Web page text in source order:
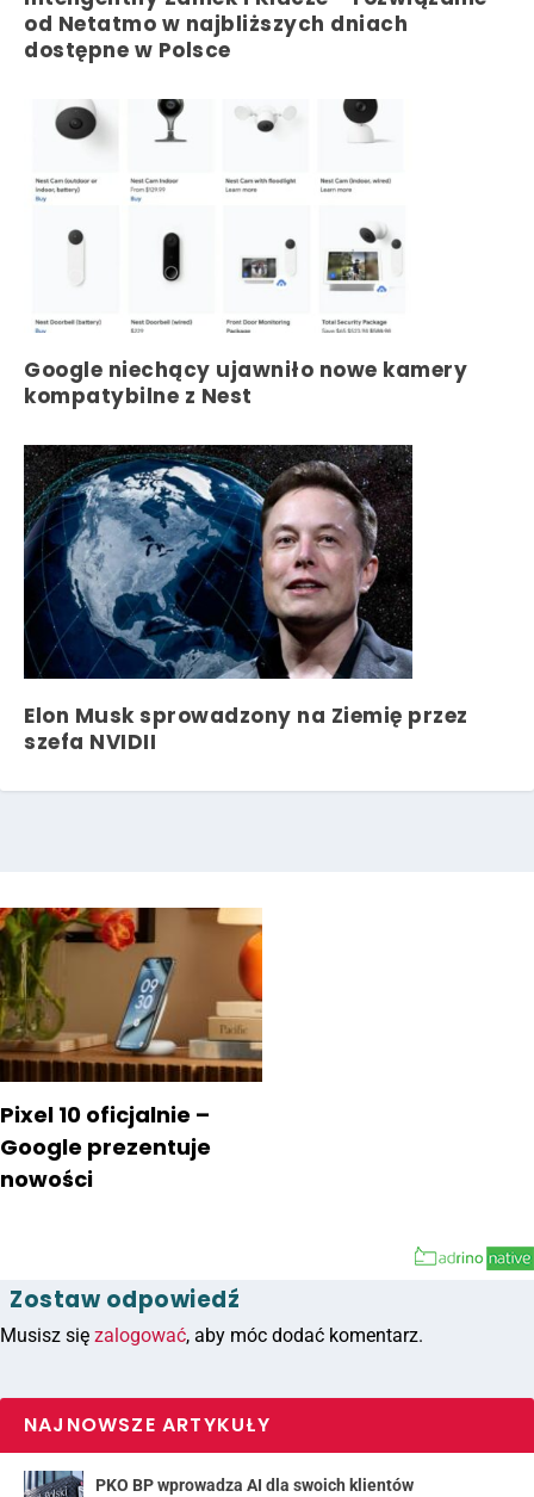
od Netatmo w najbliższych dniach
dostępne w Polsce
Google niechący ujawniło nowe kamery
kompatybilne z Nest
Elon Musk sprowadzony na Ziemię przez
szefa NVIDII
Pixel 10 oficjalnie –
Google prezentuje
nowości
Zostaw odpowiedź
Musisz się zalogować, aby móc dodać komentarz.
NAJNOWSZE ARTYKUŁY
PKO BP wprowadza AI dla swoich klientów